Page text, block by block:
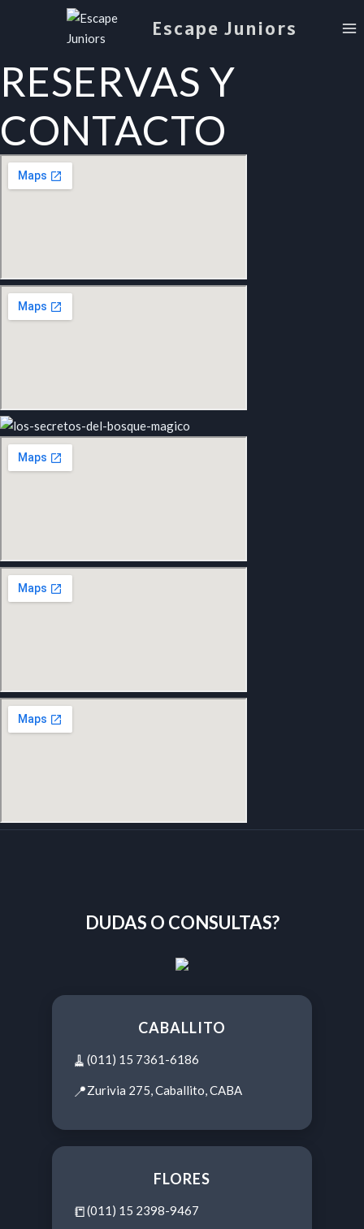
Escape Juniors
RESERVAS Y
CONTACTO
DUDAS O CONSULTAS?
CABALLITO
🧹 (011) 15 7361-6186
📍Zurivia 275, Caballito, CABA
FLORES
📒(011) 15 2398-9467